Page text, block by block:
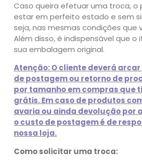
Caso queira efetuar uma troca, o
estar em perfeito estado e sem
seja, nas mesmas condições que
Além disso, é indispensável que
sua embalagem original.
Atenção: O cliente deverá
de postagem ou retorno de
por tamanho em compras que
grátis. Em caso de produtos
avaria ou ainda devolução por
o custo de postagem é de
nossa loja.
Como solicitar uma troca: